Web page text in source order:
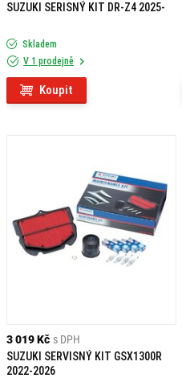
SUZUKI SERISNÝ KIT DR-Z4 2025-
Skladem
V 1 prodejně
Koupit
3 019 Kč s DPH
SUZUKI SERVISNÝ KIT GSX1300R
2022-2026